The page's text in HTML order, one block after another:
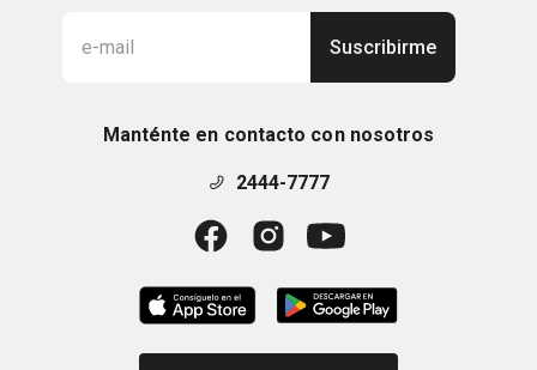
Suscribirme
Manténte en contacto con nosotros
2444-7777